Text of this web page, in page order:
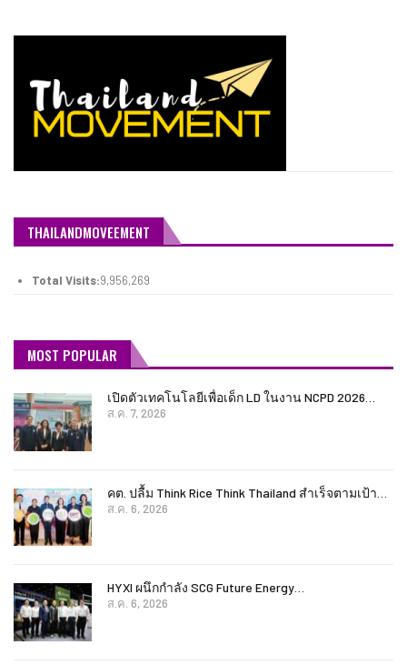
THAILANDMOVEEMENT
Total Visits:9,956,269
MOST POPULAR
เปิดตัวเทคโนโลยีเพื่อเด็ก LD ในงาน NCPD 2026…
ส.ค. 7, 2026
คต. ปลื้ม Think Rice Think Thailand สำเร็จตามเป้า…
ส.ค. 6, 2026
HYXI ผนึกกำลัง SCG Future Energy…
ส.ค. 6, 2026